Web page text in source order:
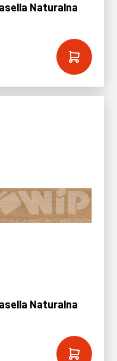
Naturalna
Naturalna